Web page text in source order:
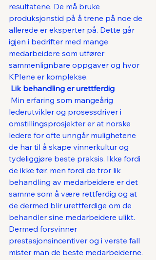
resultatene. De må bruke
produksjonstid på å trene på noe de
allerede er eksperter på. Dette går
igjen i bedrifter med mange
medarbeidere som utfører
sammenlignbare oppgaver og hvor
KPIene er komplekse.
Lik behandling er urettferdig
lederutvikler og prosessdriver i
omstillingsprosjekter er at norske
ledere for ofte unngår mulighetene
de har til å skape vinnerkultur og
tydeliggjøre beste praksis. Ikke fordi
de ikke tør, men fordi de tror lik
behandling av medarbeidere er det
samme som å være rettferdig og at
de dermed blir urettferdige om de
behandler sine medarbeidere ulikt.
Dermed forsvinner
prestasjonsincentiver og i verste fall
mister man de beste medarbeiderne.